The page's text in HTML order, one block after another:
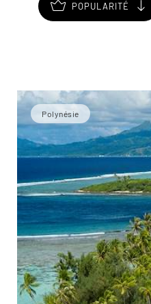
POPULARITÉ
Polynésie